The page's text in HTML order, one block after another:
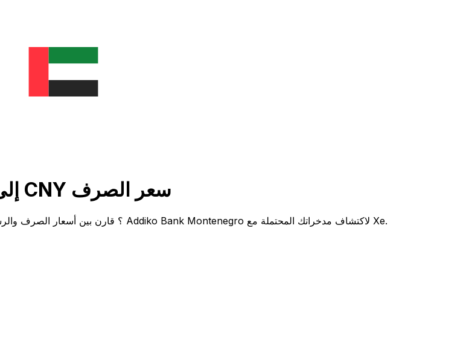
قارن Addiko Bank Montenegro EUR إلى CNY سعر الصرف
هل تفكر في استخدام Addiko Bank Montenegro للتحويل من EUR إلى CNY ؟ قارن بين أسعار الصرف والرسوم Addiko Bank Montenegro لاكتشاف مدخراتك المحتملة مع Xe.